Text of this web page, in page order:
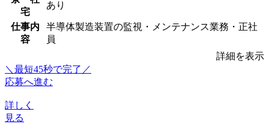
宅
あり
仕事内
容
半導体製造装置の監視・メンテナンス業務・正社
員
詳細を表示
＼最短45秒で完了／
応募へ進む
詳しく
見る